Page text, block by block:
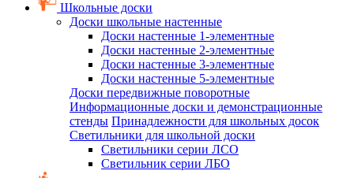
Школьные доски
Доски школьные настенные
Доски настенные 1-элементные
Доски настенные 2-элементные
Доски настенные 3-элементные
Доски настенные 5-элементные
Доски передвижные поворотные
Информационные доски и демонстрационные
стенды Принадлежности для школьных досок
Светильники для школьной доски
Светильники серии ЛСО
Светильник серии ЛБО